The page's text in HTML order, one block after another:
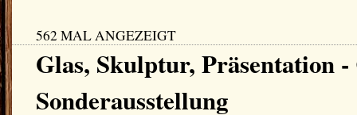
562 MAL ANGEZEIGT
Glas, Skulptur, Präsentation
Sonderausstellung